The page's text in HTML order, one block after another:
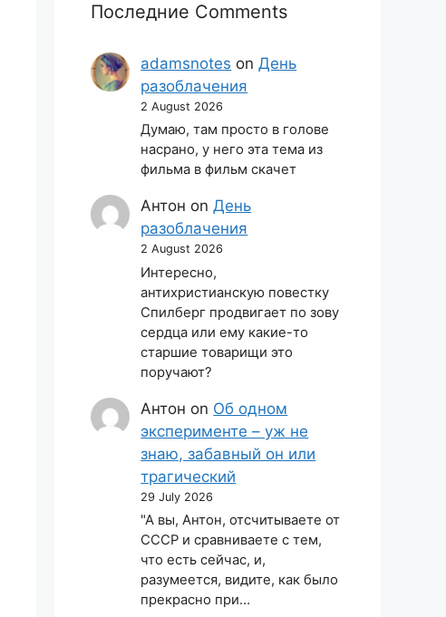
Последние Comments
adamsnotes onДень
разоблачения
2 August 2026
Думаю, там просто в голове
насрано, у него эта тема из
фильма в фильм скачет
Антон onДень
разоблачения
2 August 2026
Интересно,
антихристианскую повестку
Спилберг продвигает по зову
сердца или ему какие-то
старшие товарищи это
поручают?
Антон on Об одном
эксперименте – уж не
знаю, забавный он или
трагический
29 July 2026
"А вы, Антон, отсчитываете от
СССР и сравниваете с тем,
что есть сейчас, и,
разумеется, видите, как было
прекрасно при…